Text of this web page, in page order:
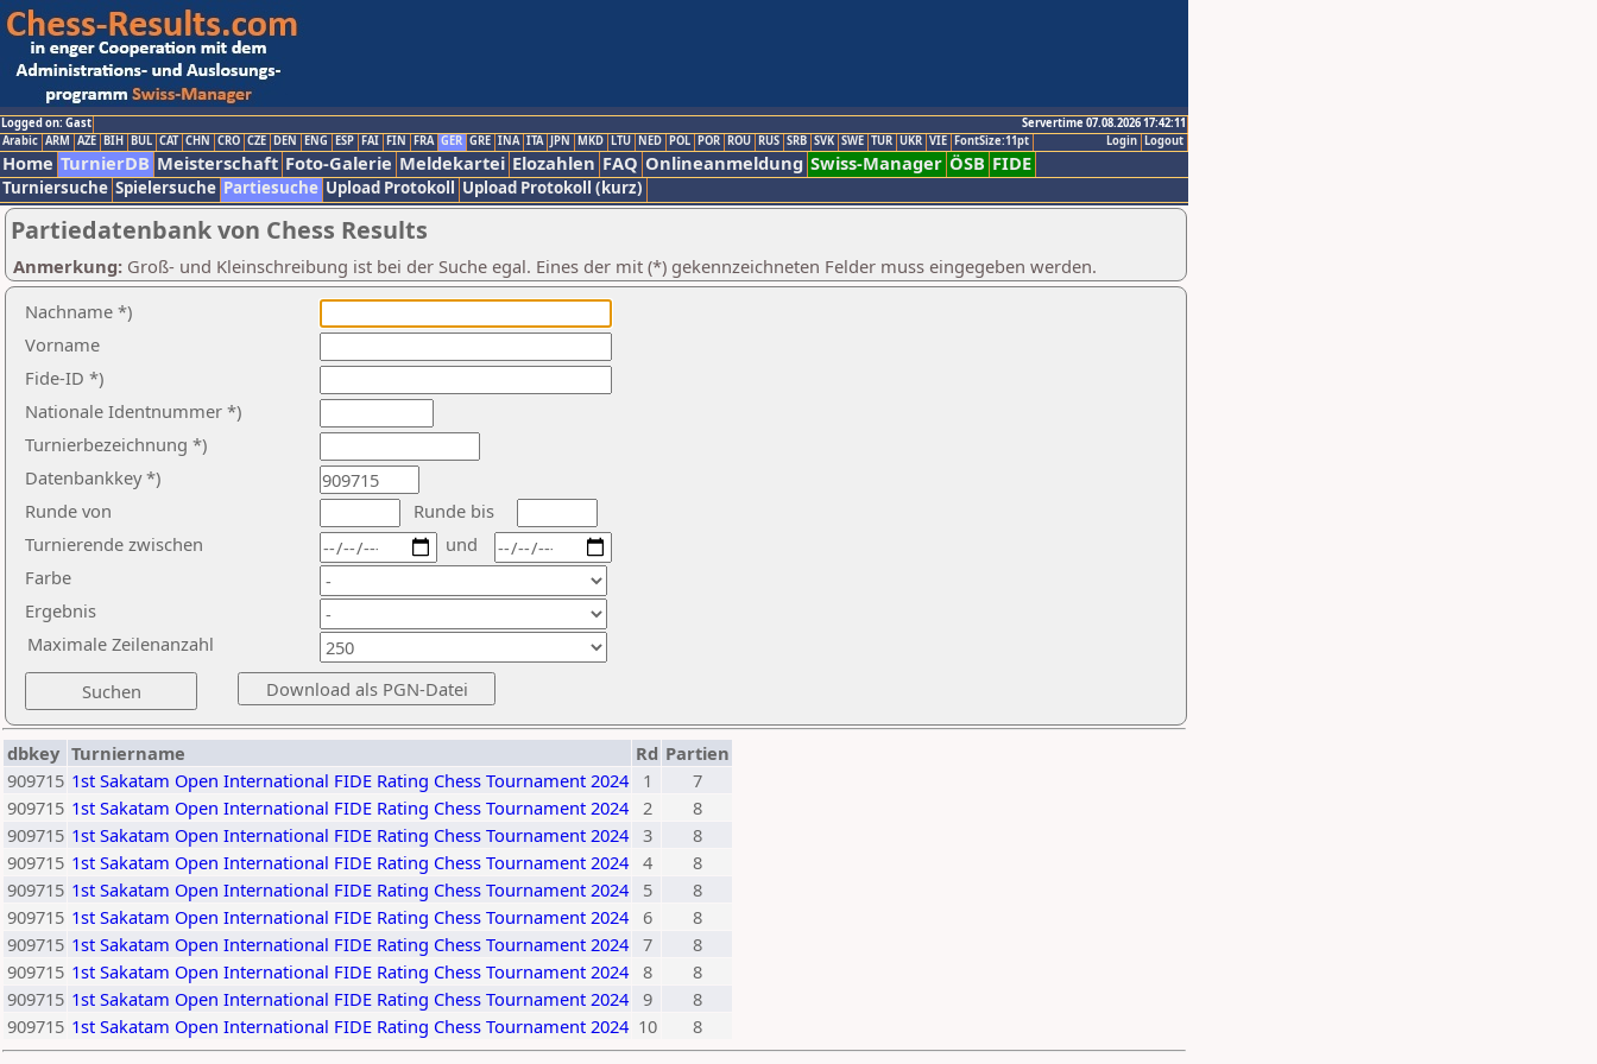
Logged on: Gast
Servertime 07.08.2026 17:42:11
Logout
Login
Arabic ARM AZE BIH BUL CAT CHN CRO CZE DEN ENG ESP FAI FIN FRA GER GRE INA ITA JPN MKD LTU NED POL POR ROU RUS SRB SVK SWE TUR UKR VIE FontSize:11pt
Home TurnierDB Meisterschaft Foto-Galerie Meldekartei Elozahlen FAQ Onlineanmeldung Swiss-Manager ÖSB FIDE
Turniersuche Spielersuche Partiesuche Upload Protokoll Upload Protokoll (kurz)
Partiedatenbank von Chess Results
Anmerkung: Groß- und Kleinschreibung ist bei der Suche egal. Eines der mit (*) gekennzeichneten Felder muss eingegeben werden.
Nachname *)
Vorname
Fide-ID *)
Nationale Identnummer *)
Turnierbezeichnung *)
Datenbankkey *)
Runde von
Runde bis
Turnierende zwischen
Farbe
Ergebnis
und
Maximale Zeilenanzahl
dbkey Turniername Rd Partien
909715 1st Sakatam Open International FIDE Rating Chess Tournament 2024 1
7
909715 1st Sakatam Open International FIDE Rating Chess Tournament 2024 2
8
909715 1st Sakatam Open International FIDE Rating Chess Tournament 2024 3
8
909715 1st Sakatam Open International FIDE Rating Chess Tournament 2024 4
8
909715 1st Sakatam Open International FIDE Rating Chess Tournament 2024 5
8
909715 1st Sakatam Open International FIDE Rating Chess Tournament 2024 6
8
909715 1st Sakatam Open International FIDE Rating Chess Tournament 2024 7
8
909715 1st Sakatam Open International FIDE Rating Chess Tournament 2024 8
8
909715 1st Sakatam Open International FIDE Rating Chess Tournament 2024 9
8
909715 1st Sakatam Open International FIDE Rating Chess Tournament 2024 10
8